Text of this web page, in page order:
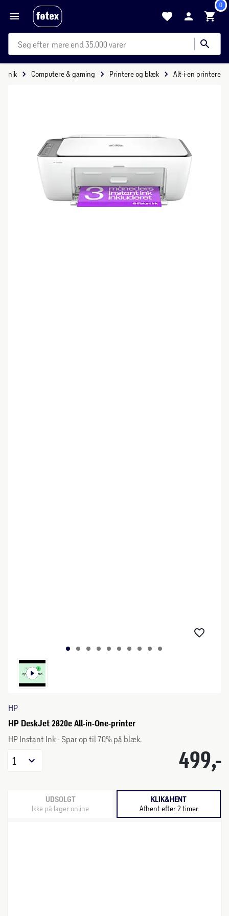
0
mere end 35.000 varer
Computere & gaming Printere og blæk Alt-i-en printere
HP
HP DeskJet 2820e All-in-One-printer
HP Instant Ink - Spar op til 70% på blæk.
499,-
1
UDSOLGT
Ikke på lager online
KLIK&HENT
Afhent efter 2 timer